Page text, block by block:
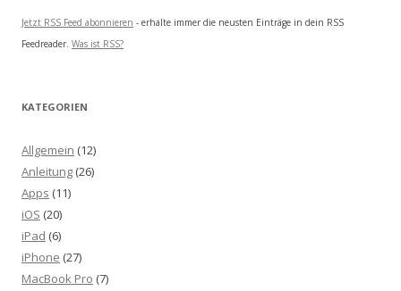
Jetzt RSS Feed abonnieren - erhalte immer die neusten Einträge in dein RSS
Feedreader. Was ist RSS?
KATEGORIEN
Allgemein (12)
Anleitung (26)
Apps (11)
iOS (20)
iPad (6)
iPhone (27)
MacBook Pro (7)